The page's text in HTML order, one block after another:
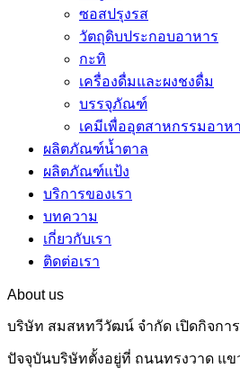
ซอสปรุงรส
วัตถุดิบประกอบอาหาร
กะทิ
เครื่องดื่มและผงชงดื่ม
บรรจุภัณฑ์
เคมีเพื่ออุตสาหกรรมอาห
ผลิตภัณฑ์น้ำตาล
ผลิตภัณฑ์แป้ง
บริการของเรา
บทความ
เกี่ยวกับเรา
ติดต่อเรา
About us
บริษัท สมสหทวีวัฒน์ จำกัด เปิดกิจการ
ปัจจุบันบริษัทตั้งอยู่ที่ ถนนทรงวาด แข